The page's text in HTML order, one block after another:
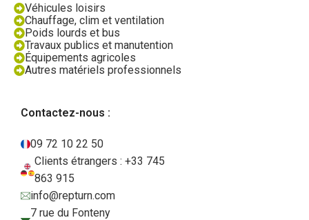
Véhicules loisirs
Chauffage, clim et ventilation
Poids lourds et bus
Travaux publics et manutention
Équipements agricoles
Autres matériels professionnels
Contactez-nous :
09 72 10 22 50
Clients étrangers : +33 745
863 915
info@repturn.com
7 rue du Fonteny